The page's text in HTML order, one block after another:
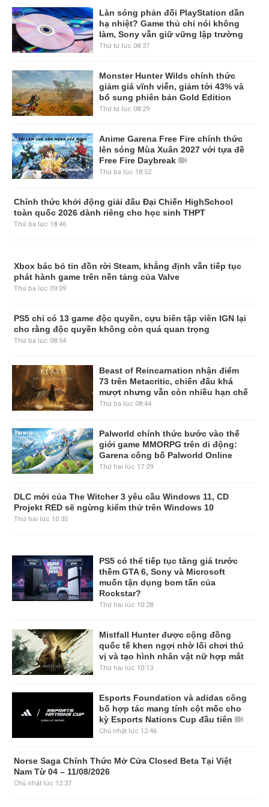
Làn sóng phản đối PlayStation dần
hạ nhiệt? Game thủ chỉ nói không
làm, Sony vẫn giữ vững lập trường
Thứ tư lúc 08:37
Monster Hunter Wilds chính thức
giảm giá vĩnh viễn, giảm tới 43% và
bổ sung phiên bản Gold Edition
Thứ tư lúc 08:29
Anime Garena Free Fire chính thức
lên sóng Mùa Xuân 2027 với tựa đề
Free Fire Daybreak
Thứ ba lúc 18:52
Chính thức khởi động giải đấu Đại Chiến HighSchool
toàn quốc 2026 dành riêng cho học sinh THPT
Thứ ba lúc 18:46
Xbox bác bỏ tin đồn rời Steam, khẳng định vẫn tiếp tục
phát hành game trên nền tảng của Valve
Thứ ba lúc 09:09
PS5 chỉ có 13 game độc quyền, cựu
biên tập viên IGN lại cho rằng độc
Beast of Reincarnation nhận điểm
73 trên Metacritic, chiến đấu khá
mượt nhưng vẫn còn nhiều hạn chế
Palworld chính thức bước vào thế
giới game MMORPG trên di động:
Garena công bố Palworld Online
DLC mới của The Witcher 3 yêu cầu Windows 11, CD
Projekt RED sẽ ngừng kiểm thử trên Windows 10
PS5 có thể tiếp tục tăng giá trước
thềm GTA 6, Sony và Microsoft
muốn tận dụng bom tấn của
Rockstar?
Mistfall Hunter được cộng đồng
quốc tế khen ngợi nhờ lối chơi thú
vị và tạo hình nhân vật nữ hợp mắt
Esports Foundation và adidas công
bố hợp tác mang tính cột mốc cho
kỳ Esports Nations Cup đầu tiên
Norse Saga Chính Thức Mở Cửa Closed Beta Tại Việt
Nam Từ 04 – 11/08/2026